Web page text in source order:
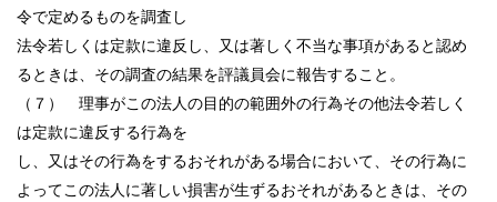
令で定めるものを調査し
法令若しくは定款に違反し、又は著しく不当な事項があると認め
るときは、その調査の結果を評議員会に報告すること。
（７） 理事がこの法人の目的の範囲外の行為その他法令若しく
は定款に違反する行為を
し、又はその行為をするおそれがある場合において、その行為に
よってこの法人に著しい損害が生ずるおそれがあるときは、その